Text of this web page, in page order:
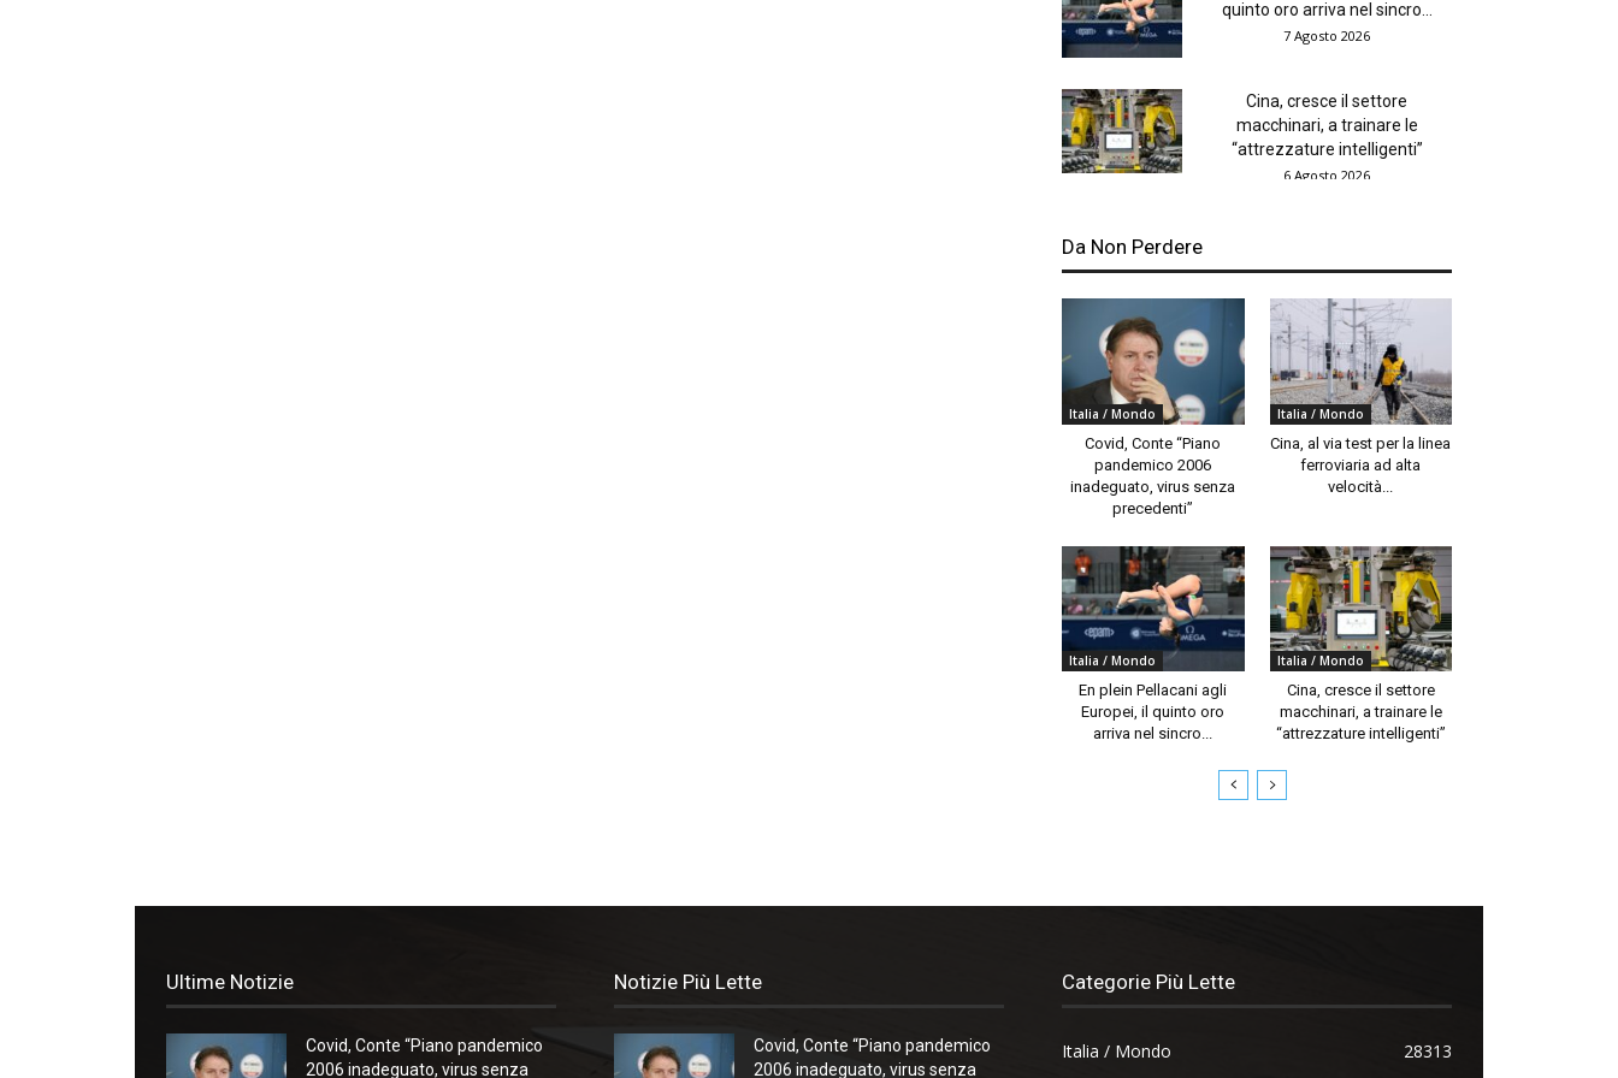
quinto oro arriva nel sincro...
7 Agosto 2026
Cina, cresce il settore
macchinari, a trainare le
“attrezzature intelligenti”
6 Agosto 2026
Da Non Perdere
Italia / Mondo
Covid, Conte “Piano
pandemico 2006
inadeguato, virus senza
precedenti”
Italia / Mondo
Cina, al via test per la linea
ferroviaria ad alta
velocità...
Italia / Mondo
En plein Pellacani agli
Europei, il quinto oro
arriva nel sincro...
Italia / Mondo
Cina, cresce il settore
macchinari, a trainare le
“attrezzature intelligenti”
Ultime Notizie
Covid, Conte “Piano pandemico
2006 inadeguato, virus senza
Notizie Più Lette
Covid, Conte “Piano pandemico
2006 inadeguato, virus senza
Categorie Più Lette
Italia / Mondo
28313